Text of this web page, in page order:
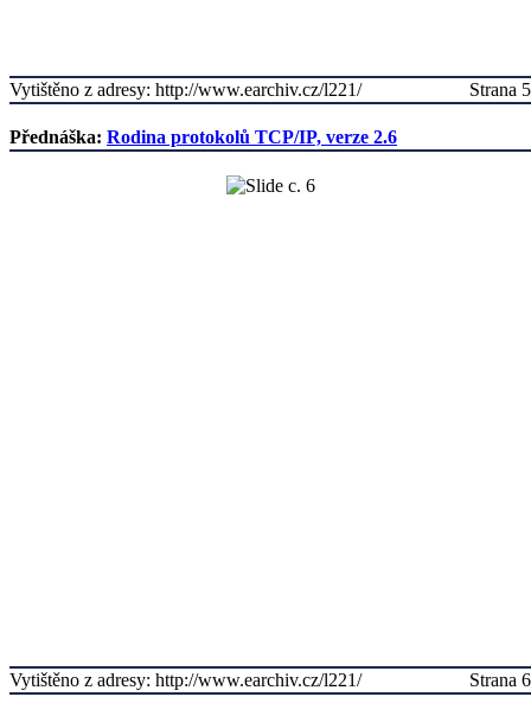
Strana 5
Vytištěno z adresy: http://www.earchiv.cz/l221/
Přednáška: Rodina protokolů TCP/IP, verze 2.6
Strana 6
Vytištěno z adresy: http://www.earchiv.cz/l221/